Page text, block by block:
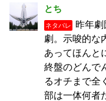
とち
ネタバレ
昨年
劇。示唆的な
あってほんと
終盤のどんで
るオチまで全
部は一体何者